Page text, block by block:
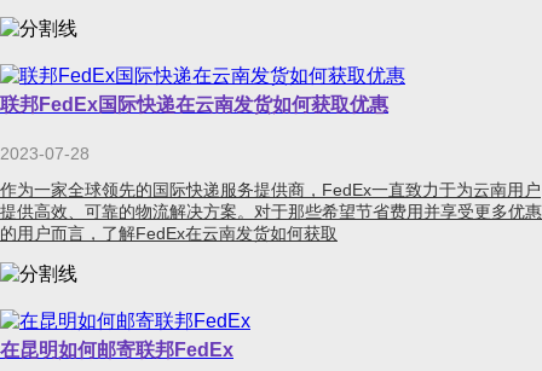
联邦FedEx国际快递在云南发货如何获取优惠
2023-07-28
作为一家全球领先的国际快递服务提供商，FedEx一直致力于为云南用户
提供高效、可靠的物流解决方案。对于那些希望节省费用并享受更多优惠
的用户而言，了解FedEx在云南发货如何获取
在昆明如何邮寄联邦FedEx